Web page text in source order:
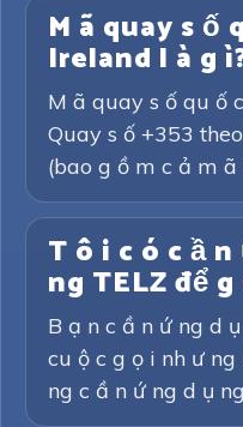
M ã quay s ố
Ireland l à g
M ã quay s ố qu ố
Quay s ố +353
(bao g ồ m c ả m
T ô i c ó c ầ
ng TELZ để
B ạ n c ầ n ứ ng d
cu ộ c g ọ i nh ư
ng c ầ n ứ ng d ụ